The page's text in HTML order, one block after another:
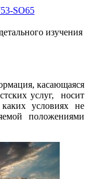
SO65
изучения
касающаяся
услуг, носит
условиях не
положениями